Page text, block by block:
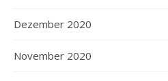
Dezember 2020
November 2020